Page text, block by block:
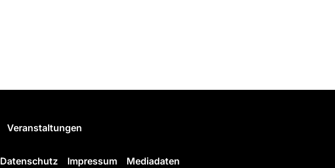
Veranstaltungen
Datenschutz Impressum Mediadaten